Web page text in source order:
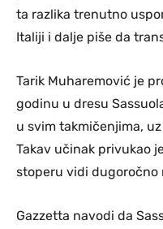
ta razlika trenutno
Italiji i dalje piše da
Tarik Muharemović je
godinu u dresu
u svim takmičenjima,
Takav učinak privukao
stoperu vidi dugoročno
Gazzetta navodi da